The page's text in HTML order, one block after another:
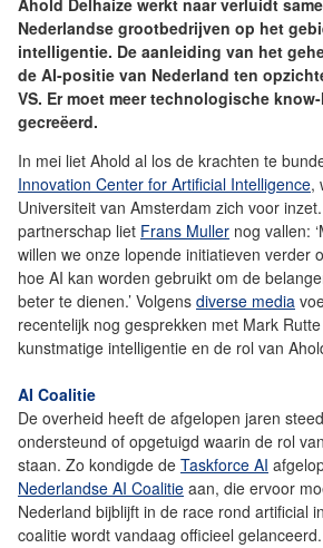
Ahold Delhaize werkt naar verluidt
Nederlandse grootbedrijven op het
intelligentie. De aanleiding van het
de AI-positie van Nederland ten
VS. Er moet meer technologische
gecreëerd.
In mei liet Ahold al los de krachten te
Innovation Center for Artificial Intelligence,
Universiteit van Amsterdam zich voor
partnerschap liet Frans Muller nog vallen:
willen we onze lopende initiatieven verder
hoe AI kan worden gebruikt om de
beter te dienen.’ Volgens diverse media
recentelijk nog gesprekken met Mark
kunstmatige intelligentie en de rol van
AI Coalitie
De overheid heeft de afgelopen jaren
ondersteund of opgetuigd waarin de rol
staan. Zo kondigde de Taskforce AI
Nederlandse AI Coalitie aan, die ervoor
Nederland bijblijft in de race rond artificial
coalitie wordt vandaag officieel gelanceerd.